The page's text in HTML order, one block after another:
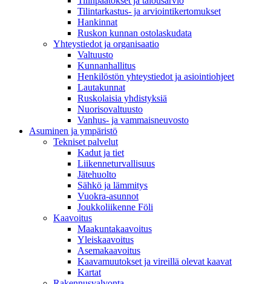
Tilintarkastus- ja arviointikertomukset
Hankinnat
Ruskon kunnan ostolaskudata
Yhteystiedot ja organisaatio
Valtuusto
Kunnanhallitus
Henkilöstön yhteystiedot ja asiointiohjeet
Lautakunnat
Ruskolaisia yhdistyksiä
Nuorisovaltuusto
Vanhus- ja vammaisneuvosto
Asuminen ja ympäristö
Tekniset palvelut
Kadut ja tiet
Liikenneturvallisuus
Jätehuolto
Sähkö ja lämmitys
Vuokra-asunnot
Joukkoliikenne Föli
Kaavoitus
Maakuntakaavoitus
Yleiskaavoitus
Asemakaavoitus
Kaavamuutokset ja vireillä olevat kaavat
Kartat